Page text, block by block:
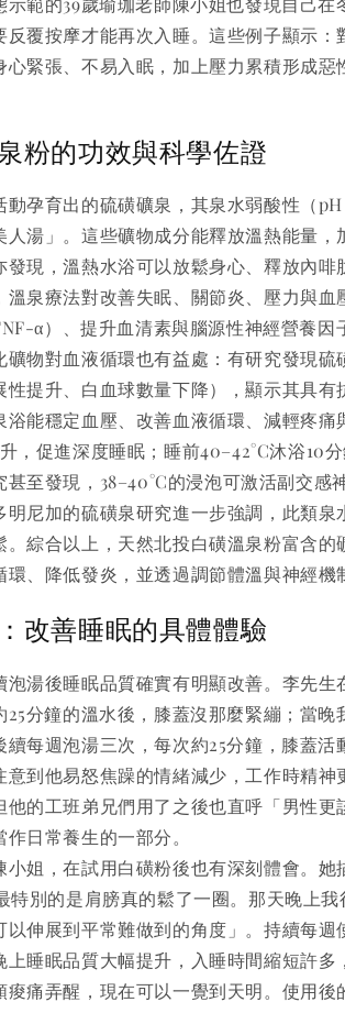
覆按摩才能再次入睡。這些例子顯示
緊張、不易入眠，加上壓力累積形成
粉的功效與科學佐證
孕育出的硫磺礦泉，其泉水弱酸性（
人湯」。這些礦物成分能釋放溫熱能量
現，溫熱水浴可以放鬆身心、釋放內啡
溫泉療法對改善失眠、關節炎、壓力與
α）、提升血清素與腦源性神經營養因
礦物對血液循環也有益處：有研究發現
性提升、白血球數量下降），顯示其具
能穩定血壓、改善血液循環、減輕疼
，促進深度睡眠；睡前40–42°C沐浴10
至發現，38–40°C的浸泡可激活副交感
尼加的硫磺泉研究進一步強調，此類
綜合以上，天然北投白磺溫泉粉富含
、降低發炎，並透過調節體溫與神經機
改善睡眠的具體體驗
湯後睡眠品質確實有明顯改善。李先
分鐘的溫水後，膝蓋沒那麼緊繃；當
每週泡湯三次，每次約25分鐘，膝蓋
到他易怒焦躁的情緒減少，工作時精
的工班弟兄們用了之後也直呼「男性
日常養生的一部分。
小姐，在試用白磺粉後也有深刻體會。
特別的是肩膀真的鬆了一圈。那天晚上
伸展到平常難做到的角度」。持續每
睡眠品質大幅提升，入睡時間縮短許
痛弄醒，現在可以一覺到天明。使用